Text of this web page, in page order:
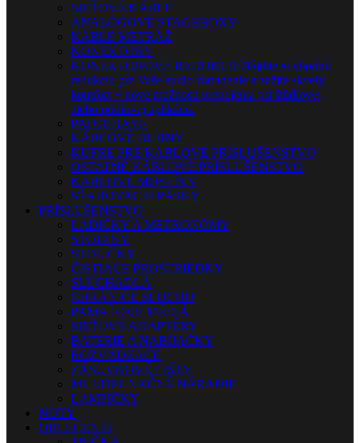
SIEŤOVÉ KÁBLE
ANALÓGOVÉ STAGEBOXY
KÁBLE METRÁŽ
KONEKTORY
KONEKTOROVÉ REDUKCIENájdite si vhodnú
redukciu pre Vaše audio zariadenie a zažite skvelý
komfort + nové možnosti prepojenia pri štúdiovej,
alebo pódiovej aplikácii.
PATCHBAYE
KÁBLOVÉ BUBNY
KUFRE PRE KÁBLOVÉ PRÍSLUŠENSTVO
OSTATNÉ KÁBLOVÉ PRÍSLUŠENSTVO
KÁBLOVÉ MOSTÍKY
SŤAHOVACIE PÁSKY
PRÍSLUŠENSTVO
LADIČKY A METRONÓMY
STOJANY
STOLIČKY
ČISTIACE PROSTRIEDKY
SLÚCHADLÁ
CHRÁNIČE SLUCHU
PAMÄŤOVÉ MÉDIÁ
SIEŤOVÉ ADAPTÉRY
BATÉRIE A NABÍJAČKY
ROZVÁDZAČE
ZÁSUVKOVÉ LIŠTY
MULTIFUNKČNÉ NÁRADIE
LAMPIČKY
NOTY
OBLEČENIE